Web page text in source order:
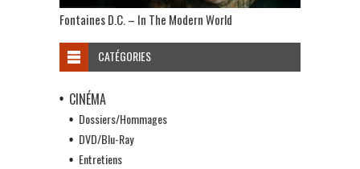
Fontaines D.C. – In The Modern World
CATÉGORIES
CINÉMA
Dossiers/Hommages
DVD/Blu-Ray
Entretiens